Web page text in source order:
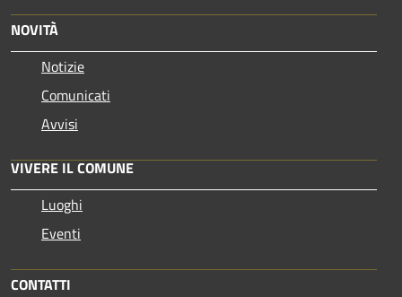
NOVITÀ
Notizie
Comunicati
Avvisi
VIVERE IL COMUNE
Luoghi
Eventi
CONTATTI